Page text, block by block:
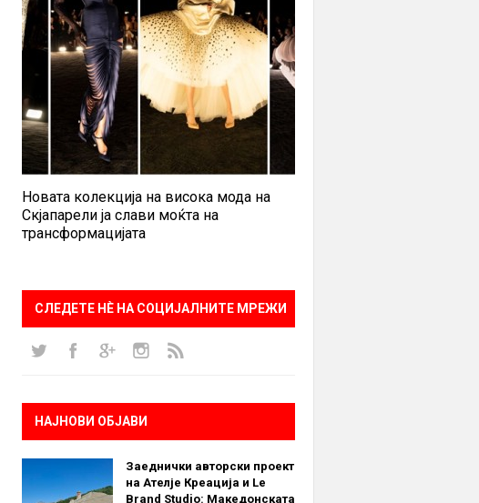
Новата колекција на висока мода на
Скјапарели ја слави моќта на
трансформацијата
СЛЕДЕТЕ НÈ НА СОЦИЈАЛНИТЕ МРЕЖИ
НАЈНОВИ ОБЈАВИ
Заеднички авторски проект
на Ателје Креација и Le
Brand Studio: Македонската